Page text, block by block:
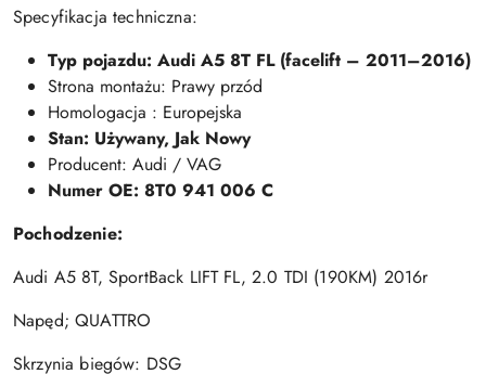
Specyfikacja techniczna:
Typ pojazdu: Audi A5 8T FL (facelift – 2011–2016)
Strona montażu: Prawy przód
Homologacja : Europejska
Stan: Używany, Jak Nowy
Producent: Audi / VAG
Numer OE: 8T0 941 006 C
Pochodzenie:
Audi A5 8T, SportBack LIFT FL, 2.0 TDI (190KM) 2016r
Napęd; QUATTRO
Skrzynia biegów: DSG